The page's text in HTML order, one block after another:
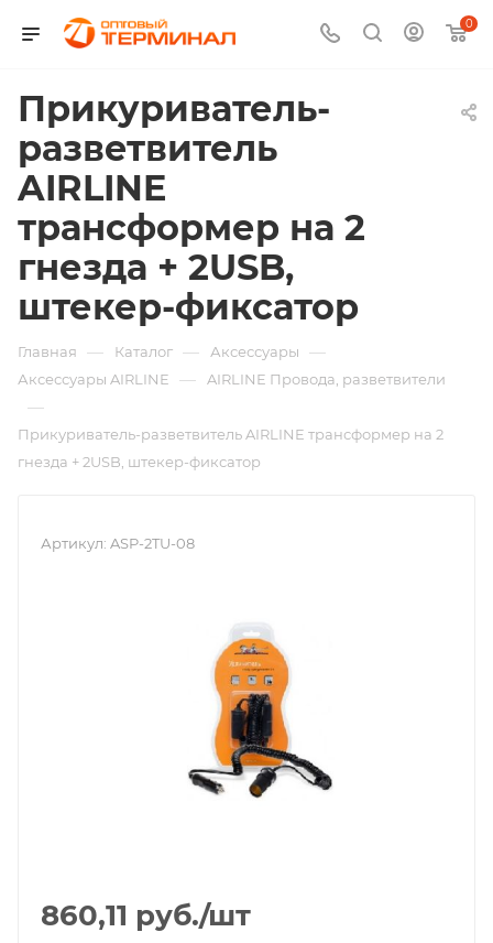
0
Прикуриватель-
разветвитель
AIRLINE
трансформер на 2
гнезда + 2USB,
штекер-фиксатор
Главная — Каталог — Аксессуары —
Аксессуары AIRLINE — AIRLINE Провода, разветвители
—
Прикуриватель-разветвитель AIRLINE трансформер на 2
гнезда + 2USB, штекер-фиксатор
Артикул: ASP-2TU-08
860,11 руб./шт